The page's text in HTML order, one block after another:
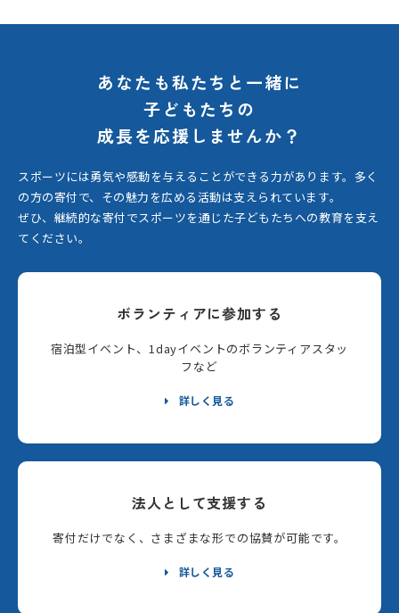
あなたも私たちと一緒に
子どもたちの
成長を応援しませんか？
スポーツには勇気や感動を与えることができる力があります。 多く
の方の寄付で、その魅力を広める活動は支えられています。
ぜひ、継続的な寄付でスポーツを通じた子どもたちへの教育を支え
てください。
ボランティアに参加する
宿泊型イベント、1dayイベントのボランティアスタッ
フなど
詳しく見る
法人として支援する
寄付だけでなく、さまざまな形での協賛が可能です。
詳しく見る